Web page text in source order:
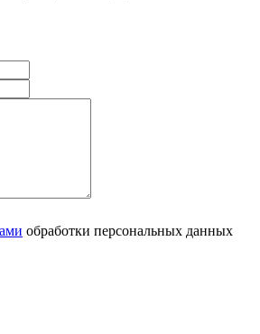
обработки персональных данных